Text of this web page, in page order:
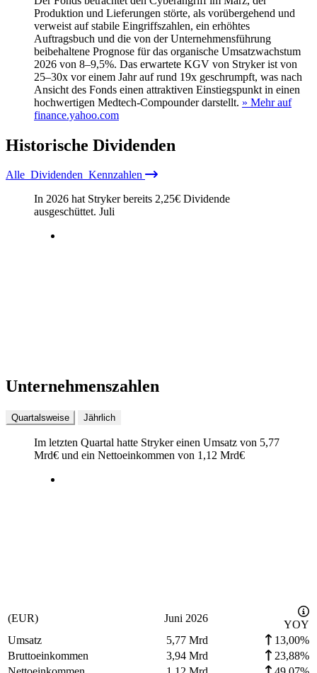
Produktion und Lieferungen störte, als vorübergehend und
verweist auf stabile Eingriffszahlen, ein erhöhtes
Auftragsbuch und die von der Unternehmensführung
beibehaltene Prognose für das organische Umsatzwachstum
2026 von 8–9,5%. Das erwartete KGV von Stryker ist von
25–30x vor einem Jahr auf rund 19x geschrumpft, was nach
Ansicht des Fonds einen attraktiven Einstiegspunkt in einen
hochwertigen Medtech-Compounder darstellt. » Mehr auf
finance.yahoo.com
Historische Dividenden
Alle Dividenden Kennzahlen
In 2026 hat Stryker bereits 2,25€ Dividende
ausgeschüttet. Juli
Unternehmenszahlen
Quartalsweise Jährlich
Im letzten Quartal hatte Stryker einen Umsatz von 5,77
Mrd€ und ein Nettoeinkommen von 1,12 Mrd€
(EUR) Juni 2026
YOY
Umsatz
5,77 Mrd
13,00%
Bruttoeinkommen
3,94 Mrd
23,88%